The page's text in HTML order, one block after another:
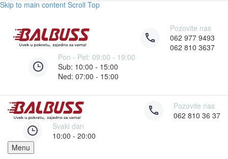
Skip to main content Scroll Top
Pozovite nas
062 977 9493
062 810 3637
Pon - Pet: 09:00 - 19:00
Sub: 10:00 - 15:00
Ned: 07:00 - 15:00
Pozovite nas
062 810 36 37
Svaki dan
10:00 - 20:00
Menu